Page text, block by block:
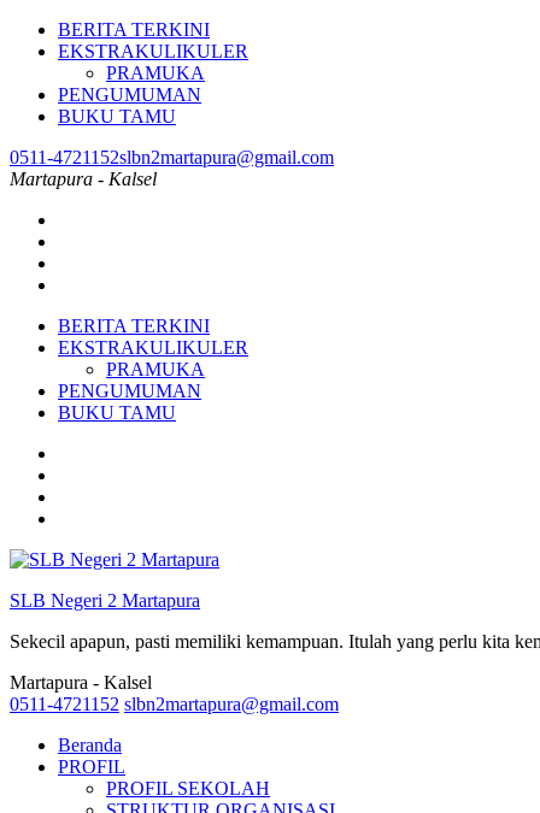
BERITA TERKINI
EKSTRAKULIKULER
PRAMUKA
PENGUMUMAN
BUKU TAMU
0511-4721152slbn2martapura@gmail.com
Martapura - Kalsel
BERITA TERKINI
EKSTRAKULIKULER
PRAMUKA
PENGUMUMAN
BUKU TAMU
SLB Negeri 2 Martapura
Sekecil apapun, pasti memiliki kemampuan. Itulah yang perlu kita
Martapura - Kalsel
0511-4721152 slbn2martapura@gmail.com
Beranda
PROFIL
PROFIL SEKOLAH